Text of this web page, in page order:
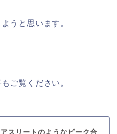
うと思います。
ご覧ください。
アスリートのようなピーク合